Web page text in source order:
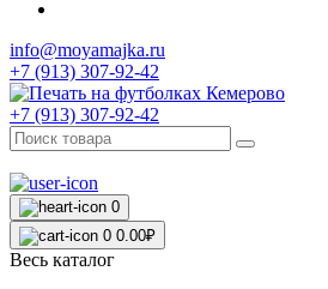
info@moyamajka.ru
+7 (913) 307-92-42
+7 (913) 307-92-42
0
0 0.00₽
Весь каталог